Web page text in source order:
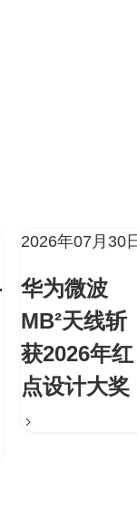
2026年07月30
华为微波
MB²天线斩
获2026年红
点设计大奖